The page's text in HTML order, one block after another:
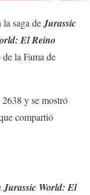
la saga deJurassic
El Reino
la Fama de
y se mostró
compartió
Jurassic World: El